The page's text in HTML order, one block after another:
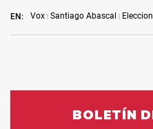
EN: Vox Santiago Abascal